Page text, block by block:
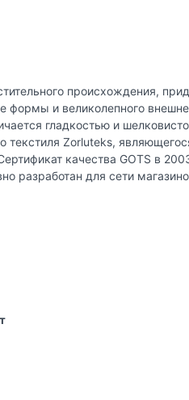
происхождения,
формы и великолепного
гладкостью и
текстиля Zorluteks,
качества GOTS в
разработан для сети